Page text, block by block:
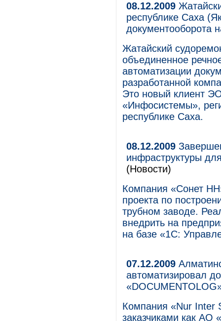
08.12.2009
республике Саха
документооборота
Жатайский
объединенное
автоматизации
разработанной
Это новый клиент
«Инфосистемы»,
республике Саха.
08.12.2009
инфраструктуры
(Новости)
Компания «Сонет
проекта по
трубном заводе.
внедрить на
на базе «1С:
07.12.2009
автоматизировал
Компания «Nur Inter
заказчиками как АО